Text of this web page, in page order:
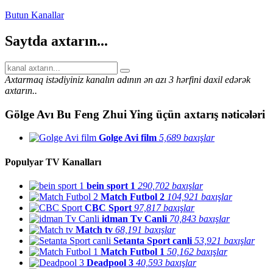
Butun Kanallar
Saytda axtarın...
Axtarmaq istədiyiniz kanalın adının ən azı 3 hərfini daxil edərək
axtarın..
Gölge Avı Bu Feng Zhui Ying üçün axtarış nəticələri
Golge Avi film 5,689 baxışlar
Populyar TV Kanalları
bein sport 1 290,702 baxışlar
Match Futbol 2 104,921 baxışlar
CBC Sport 97,817 baxışlar
idman Tv Canli 70,843 baxışlar
Match tv 68,191 baxışlar
Setanta Sport canli 53,921 baxışlar
Match Futbol 1 50,162 baxışlar
Deadpool 3 40,593 baxışlar